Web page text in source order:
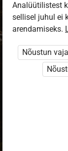
Analüütilistest
sellisel juhul ei
arendamiseks.
Nõustun